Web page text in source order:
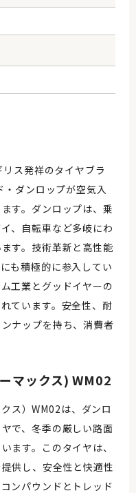
ス発祥のタイヤブラ
ダンロップが空気入
す。ダンロップは、乗
、自転車など多岐にわ
す。技術革新と高性能
も積極的に参入してい
工業とグッドイヤーの
ています。安全性、耐
ナップを持ち、消費者
マックス) WM02
ス）WM02は、ダンロ
で、冬季の厳しい路面
ます。このタイヤは、
供し、安全性と快適性
ンパウンドとトレッド